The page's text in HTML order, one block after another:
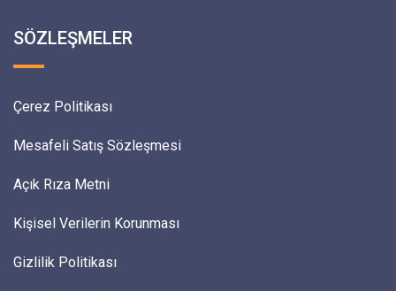
SÖZLEŞMELER
Çerez Politikası
Mesafeli Satış Sözleşmesi
Açık Rıza Metni
Kişisel Verilerin Korunması
Gizlilik Politikası